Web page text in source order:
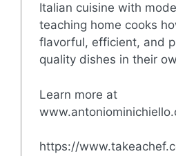
Italian cuisine with
teaching home cooks
flavorful, efficient, and
quality dishes in their
Learn more at
https://